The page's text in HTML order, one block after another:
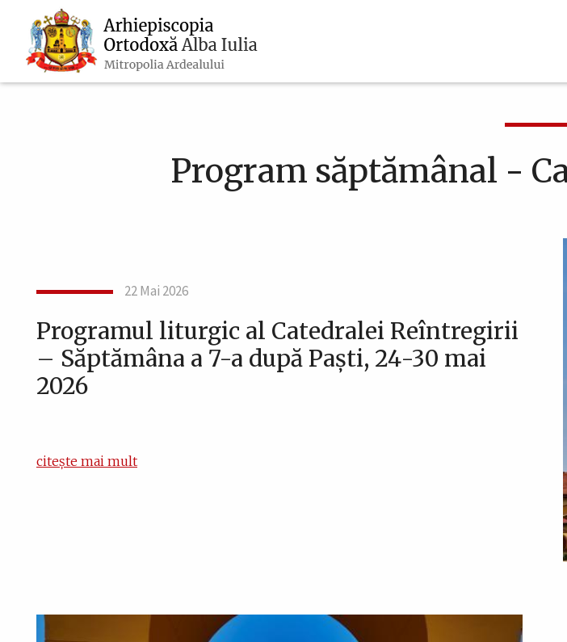
conţinutul
principal
Navigare
principală
Program săptămânal -
22 Mai 2026
Programul liturgic al Catedralei Reîntregirii
– Săptămâna a 7-a după Paști, 24-30 mai
2026
citește mai mult